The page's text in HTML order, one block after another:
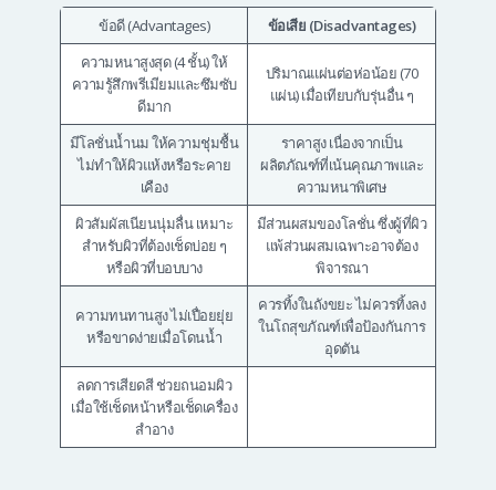
ข้อดี (Advantages)
ข้อเสีย (Disadvantages)
ความหนาสูงสุด (4 ชั้น) ให้
ความรู้สึกพรีเมียมและซึมซับ
ดีมาก
ปริมาณแผ่นต่อห่อน้อย (70
แผ่น) เมื่อเทียบกับรุ่นอื่น ๆ
มีโลชั่นน้ำนม ให้ความชุ่มชื้น
ไม่ทำให้ผิวแห้งหรือระคาย
เคือง
ราคาสูง เนื่องจากเป็น
ผลิตภัณฑ์ที่เน้นคุณภาพและ
ความหนาพิเศษ
ผิวสัมผัสเนียนนุ่มลื่น เหมาะ
สำหรับผิวที่ต้องเช็ดบ่อย ๆ
หรือผิวที่บอบบาง
มีส่วนผสมของโลชั่น ซึ่งผู้ที่ผิว
แพ้ส่วนผสมเฉพาะอาจต้อง
พิจารณา
ความทนทานสูง ไม่เปื่อยยุ่ย
หรือขาดง่ายเมื่อโดนน้ำ
ควรทิ้งในถังขยะ ไม่ควรทิ้งลง
ในโถสุขภัณฑ์เพื่อป้องกันการ
อุดตัน
ลดการเสียดสี ช่วยถนอมผิว
เมื่อใช้เช็ดหน้าหรือเช็ดเครื่อง
สำอาง